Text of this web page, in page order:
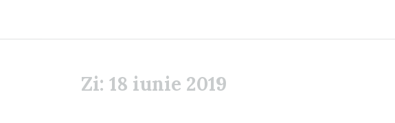
Zi: 18 iunie 2019